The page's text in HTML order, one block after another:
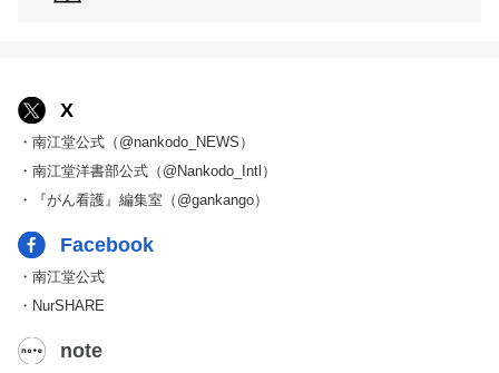
X
・南江堂公式（@nankodo_NEWS）
・南江堂洋書部公式（@Nankodo_Intl）
・『がん看護』編集室（@gankango）
Facebook
・南江堂公式
・NurSHARE
note